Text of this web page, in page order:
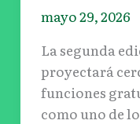
mayo 29, 2026
La segunda
proyectará
funciones
como uno de
Noé
Hernández